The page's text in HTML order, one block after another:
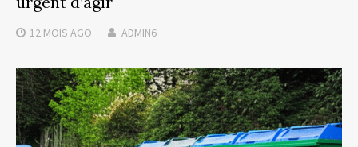
12 MOIS AGO ADMIN6